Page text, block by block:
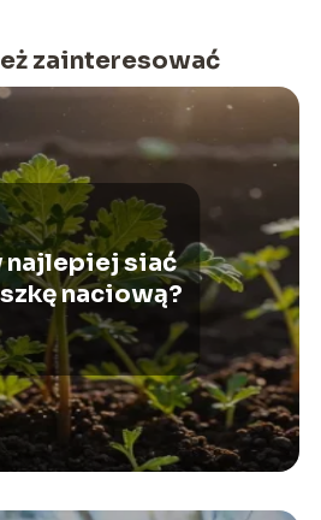
zainteresować
najlepiej siać
naciową?